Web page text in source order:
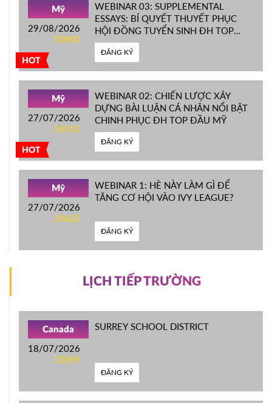
HOT
Mỹ
29/08/2026
10h00
WEBINAR 03: SUPPLEMENTAL
ESSAYS: BÍ QUYẾT THUYẾT PHỤC
HỘI ĐỒNG TUYỂN SINH ĐH TOP
ĐẦU MỸ
ĐĂNG KÝ
HOT
Mỹ
27/07/2026
16h10
WEBINAR 02: CHIẾN LƯỢC XÂY
DỰNG BÀI LUẬN CÁ NHÂN NỔI BẬT
CHINH PHỤC ĐH TOP ĐẦU MỸ
ĐĂNG KÝ
Mỹ
27/07/2026
16h22
WEBINAR 1: HÈ NÀY LÀM GÌ ĐỂ
TĂNG CƠ HỘI VÀO IVY LEAGUE?
ĐĂNG KÝ
LỊCH TIẾP TRƯỜNG
Canada
18/07/2026
13h59
SURREY SCHOOL DISTRICT
ĐĂNG KÝ